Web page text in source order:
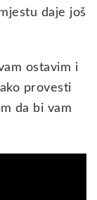
daje još
ostavim i
provesti
da bi vam